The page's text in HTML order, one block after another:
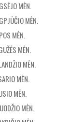
MĖN.
MĖN.
MĖN.
MĖN.
MĖN.
MĖN.
MĖN.
MĖN.